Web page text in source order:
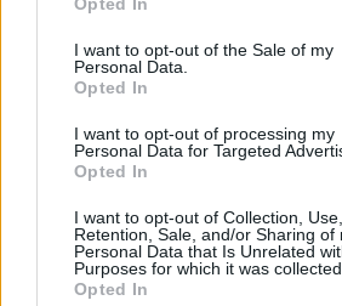
cualquier momento entrando de nuevo
visitando nuestra política de privacidad.
I want to opt-out of the Sale of my
Personal Data.
Opted In
I want to opt-out of processing my
Personal Data for Targeted
Opted In
I want to opt-out of Collection, Use,
Retention, Sale, and/or Sharing of
Personal Data that Is Unrelated
Purposes for which it was collected.
Opted In